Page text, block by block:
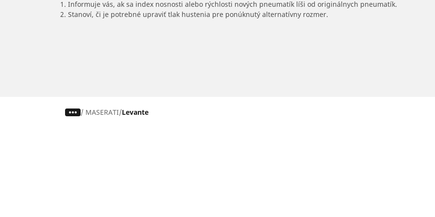
1. Informuje vás, ak sa index nosnosti alebo rýchlosti nových pneumatík líši od originálnych pneumatík.
2. Stanoví, či je potrebné upraviť tlak hustenia pre ponúknutý alternatívny rozmer.
/ MASERATI Levante